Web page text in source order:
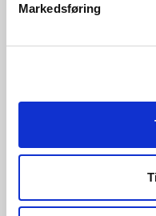
Markedsføring
NVE lanserer
arealplaner og